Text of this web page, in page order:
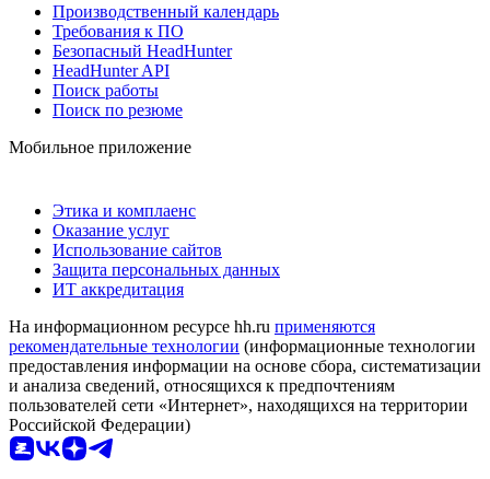
Производственный календарь
Требования к ПО
Безопасный HeadHunter
HeadHunter API
Поиск работы
Поиск по резюме
Мобильное приложение
Этика и комплаенс
Оказание услуг
Использование сайтов
Защита персональных данных
ИТ аккредитация
На информационном ресурсе hh.ru применяются
рекомендательные технологии (информационные технологии
предоставления информации на основе сбора, систематизации
и анализа сведений, относящихся к предпочтениям
пользователей сети «Интернет», находящихся на территории
Российской Федерации)